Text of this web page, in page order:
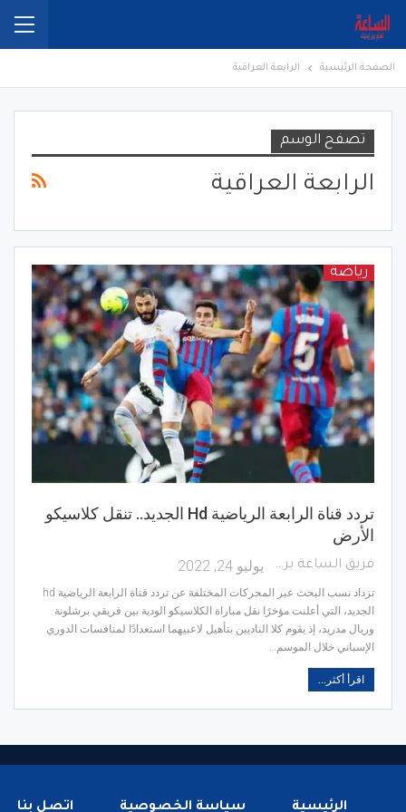
الصفحة الرئيسية الرابعة العراقية
تصفح الوسم
الرابعة العراقية
رياضة
تردد قناة الرابعة الرياضية Hd الجديد.. تنقل كلاسيكو
الأرض
فريق الساعة برس يوليو 24, 2022
تزداد نسب البحث عبر المحركات المختلفة عن تردد قناة الرابعة الرياضية hd
الجديد، التي أعلنت مؤخرًا نقل مباراة الكلاسيكو الودية بين فريقي برشلونة
وريال مدريد، إذ يقوم كلا الناديين بتأهيل لاعبيهما استعدادًا لمنافسات الدوري
الإسباني خلال الموسم…
اقرأ أكثر...
الرئيسية سياسة الخصوصية اتصل بنا